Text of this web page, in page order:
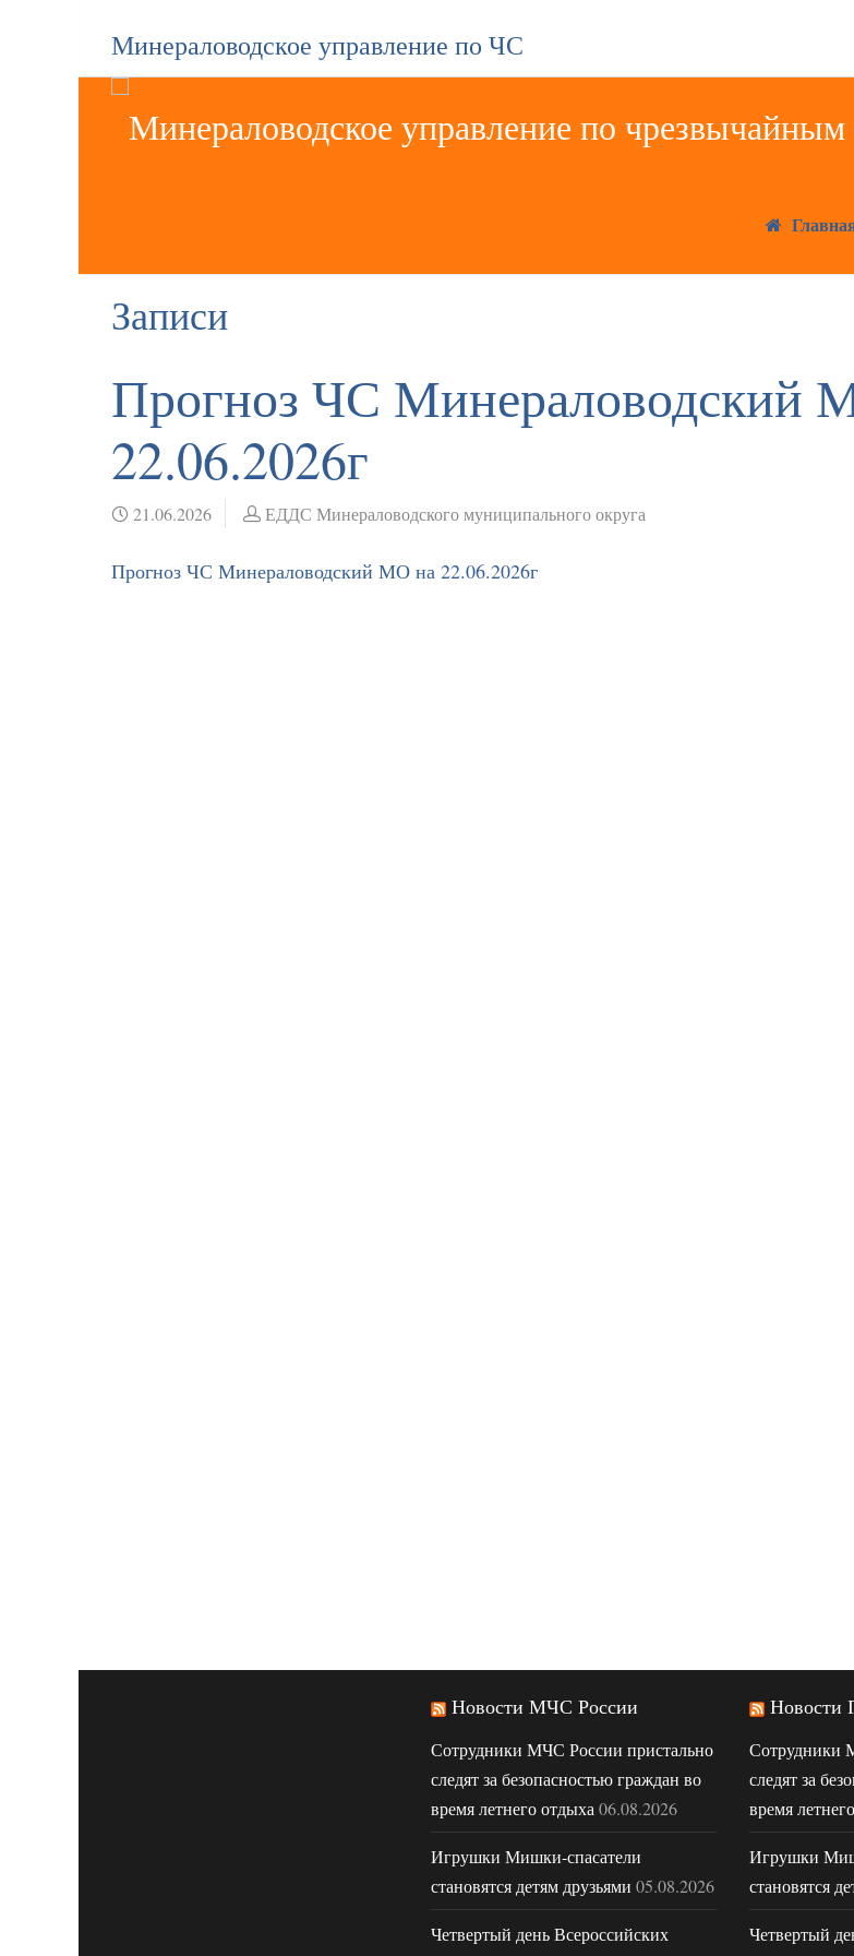
Минераловодское управление по ЧС
Записи
Прогноз ЧС Минераловодский
22.06.2026г
21.06.2026 ЕДДС Минераловодского муниципального округа
Прогноз ЧС Минераловодский МО на 22.06.2026г
Новости МЧС России
Сотрудники МЧС России пристально
следят за безопасностью граждан во
время летнего отдыха 06.08.2026
Игрушки Мишки-спасатели
становятся детям друзьями 05.08.2026
Четвертый день Всероссийских
Новости
Сотрудники
следят за
время
Игрушки
становятся
Четвертый